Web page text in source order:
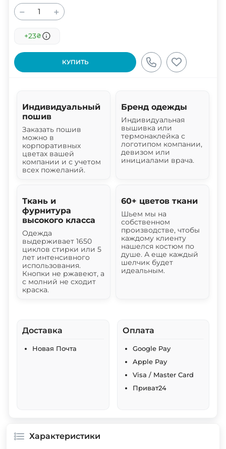
− +
+23₴
КУПИТЬ
Индивидуальный
пошив
Заказать пошив
можно в
корпоративных
цветах вашей
компании и с учетом
всех пожеланий.
Бренд одежды
Индивидуальная
вышивка или
термонаклейка с
логотипом компании,
девизом или
инициалами врача.
Ткань и
фурнитура
высокого класса
Одежда
выдерживает 1650
циклов стирки или 5
лет интенсивного
использования.
Кнопки не ржавеют, а
с молний не сходит
краска.
60+ цветов ткани
Шьем мы на
собственном
производстве, чтобы
каждому клиенту
нашелся костюм по
душе. А еще каждый
шелчик будет
идеальным.
Доставка
Новая Почта
Оплата
Google Pay
Apple Pay
Visa / Master Card
Приват24
Характеристики